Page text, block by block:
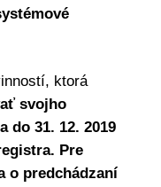
ktorá
svojho
do 31. 12. 2019
Pre
o predchádzaní